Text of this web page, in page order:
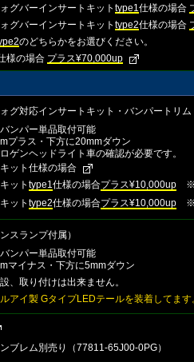
グバーインサートキット type1仕様の場合
グバーインサートキット type2仕様の場合
のどちらかをお選びください。
様の場合 プラス¥70,000up
グ対応インサートキット・バンパートリ
ンパー単品取付可能
プラス・下方に20mmダウン
ゲンヘッドライト車の確認が必要です。
ット仕様の場合
ット type1 仕様の場合プラス¥10,000up ※
ット type2仕様の場合プラス¥10,000up ※
スランプ付属）
ンパー単品取付可能
マイナス・下方に5mmダウン
、取り付けは出来ません。
アイ製 GタイプLEDテールを装着してます
ブレム別売り（77811-65J00-0PG）